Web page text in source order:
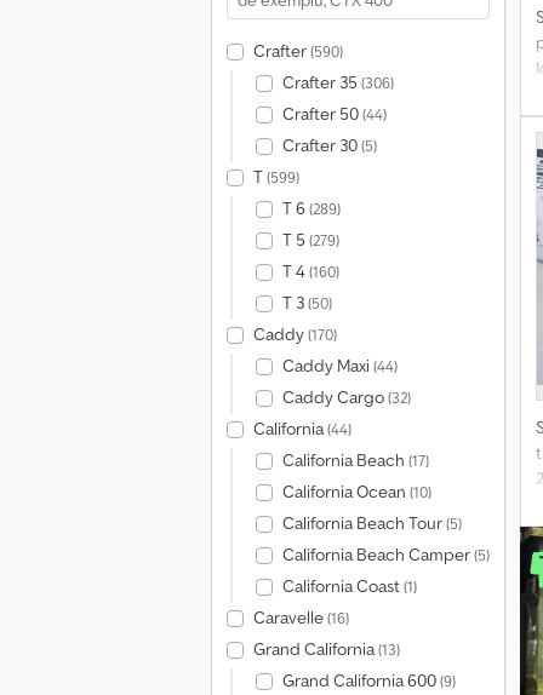
Crafter(590)
Crafter 35 (306)
Crafter 50(44)
Crafter 30(5)
T(599)
T 6(289)
T 5 (279)
T 4(160)
T 3(50)
Caddy(170)
Caddy Maxi(44)
Caddy Cargo(32)
California(44)
California Beach (17)
California Ocean (10)
California Beach Tour(5)
California Beach Camper(5)
California Coast(1)
Caravelle(16)
Grand California(13)
Grand California 600(9)